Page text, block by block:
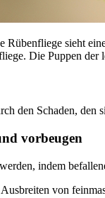
sieht
Die Puppen
den Schaden, den
vorbeugen
indem
von